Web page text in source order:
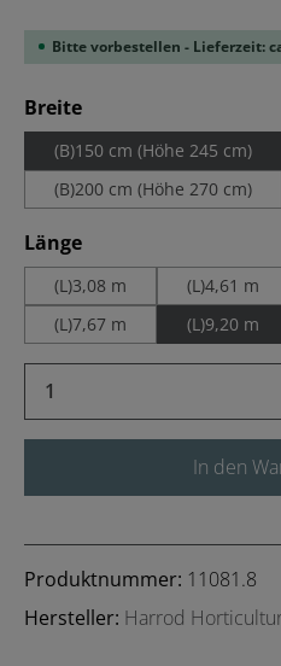
Bitte vorbestellen - Lieferzeit:
Breiteauswählen
(B)150 cm (Höhe 245 cm)
(B)200 cm (Höhe 270 cm)
Längeauswählen
(L)3,08 m (L)4,61 m
(L)7,67 m
(L)9,20 m
Produkt Anzahl:
In den
Produktnummer: 11081.8
Hersteller: Harrod